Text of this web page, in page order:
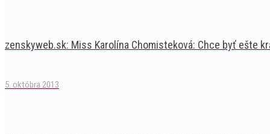
zenskyweb.sk: Miss Karolína Chomisteková: Chce byť ešte
5. októbra 2013